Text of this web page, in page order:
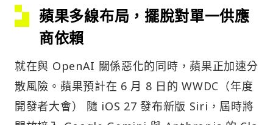
蘋果多線布局，擺脫對單一供應
商依賴
就在與 OpenAI 關係惡化的同時，蘋果正加速分
散風險。蘋果預計在 6 月 8 日的 WWDC（年度
開發者大會） 隨 iOS 27 發布新版 Siri，屆時將